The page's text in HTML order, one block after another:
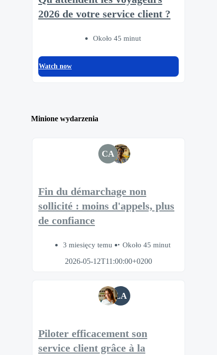
2026 de votre service client ?
Około 45 minut
Watch now
Minione wydarzenia
CA
Fin du démarchage non
sollicité : moins d'appels, plus
de confiance
3 miesięcy temu
Około 45 minut
2026-05-12T11:00:00+0200
LA
Piloter efficacement son
service client grâce à la